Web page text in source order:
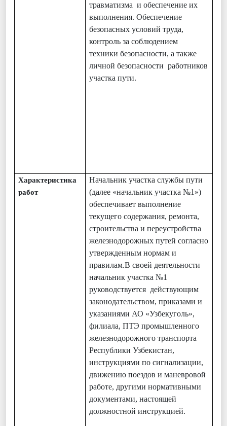
травматизма и обеспечение их
выполнения. Обеспечение
безопасных условий труда,
контроль за соблюдением
техники безопасности, а также
личной безопасности работников
участка пути.
Характеристика
работ
Начальник участка службы пути
(далее «начальник участка №1»)
обеспечивает выполнение
текущего содержания, ремонта,
строительства и переустройства
железнодорожных путей согласно
утвержденным нормам и
правилам.В своей деятельности
начальник участка №1
руководствуется действующим
законодательством, приказами и
указаниями АО «Узбекуголь»,
филиала, ПТЭ промышленного
железнодорожного транспорта
Республики Узбекистан,
инструкциями по сигнализации,
движению поездов и маневровой
работе, другими нормативными
документами, настоящей
должностной инструкцией.